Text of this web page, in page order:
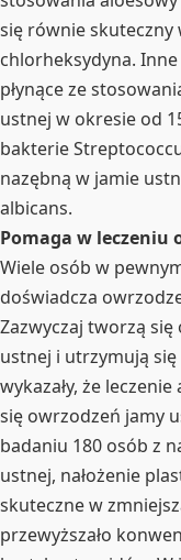
się równie skuteczny
chlorheksydyna.
płynące ze
ustnej w okresie od
bakterie
nazębną w jamie
albicans.
Pomaga w leczeniu
Wiele osób w
doświadcza
Zazwyczaj tworzą
ustnej i utrzymują się
wykazały, że
się owrzodzeń jamy
badaniu 180 osób z
ustnej, nałożenie
skuteczne w
przewyższało